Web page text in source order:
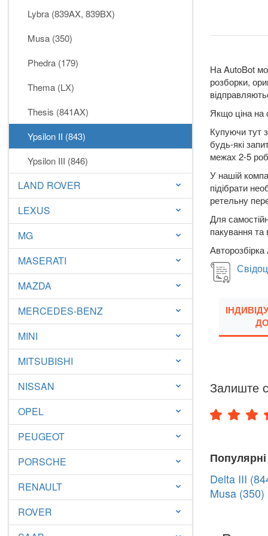
Lybra (839AX, 839BX)
Musa (350)
Phedra (179)
Thema (LX)
Thesis (841AX)
Ypsilon II (843)
Ypsilon III (846)
LAND ROVER keyboard_arrow_down
LEXUS keyboard_arrow_down
MG keyboard_arrow_down
MASERATI keyboard_arrow_down
MAZDA keyboard_arrow_down
MERCEDES-BENZ keyboard_arrow_down
MINI keyboard_arrow_down
MITSUBISHI keyboard_arrow_down
NISSAN keyboard_arrow_down
OPEL keyboard_arrow_down
PEUGEOT keyboard_arrow_down
PORSCHE keyboard_arrow_down
RENAULT keyboard_arrow_down
ROVER keyboard_arrow_down
На AutoBot
розборки,
Якщо ціна на
Купуючи тут
будь-які
межах 2-5
У нашій
підібрати
ретельну
Для
пакування
Залиште
Популярні
Delta III
Musa (350)